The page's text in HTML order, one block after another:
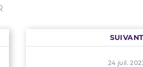
SUIVANT
24 juil.